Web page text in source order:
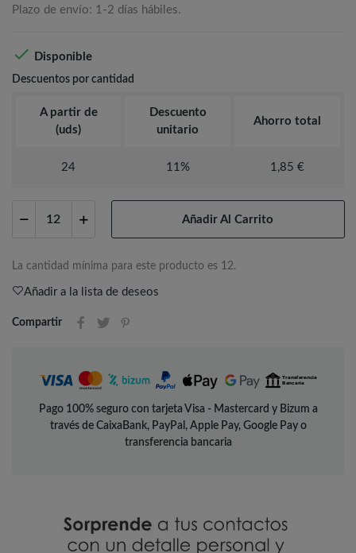
Plazo de envío: 1-2 días hábiles.
 Disponible
Descuentos por cantidad
A partir de
(uds)
Descuento
unitario
Ahorro total
24 11% 1,85 €
Añadir Al Carrito
La cantidad mínima para este producto es 12.
Añadir a la lista de deseos
Compartir
Pago 100% seguro con tarjeta Visa - Mastercard y Bizum a
través de CaixaBank, PayPal, Apple Pay, Google Pay o
transferencia bancaria